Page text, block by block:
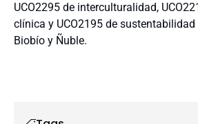
UCO2295 de interculturalidad,
clínica y UCO2195 de sustentabilidad
Biobío y Ñuble.